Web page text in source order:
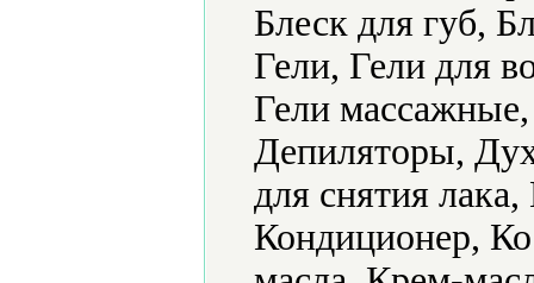
Блеск для губ,
Гели, Гели для
Гели
Депиляторы,
для снятия
Кондиционер,